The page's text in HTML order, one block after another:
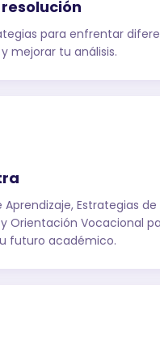
para enfrentar
mejorar tu análisis.
Aprendizaje, Estrategias de
Orientación Vocacional
futuro académico.